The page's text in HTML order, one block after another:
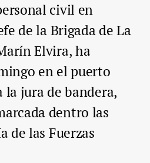
civil en
de la Brigada de La
Elvira, ha
en el puerto
jura de bandera,
dentro las
de las Fuerzas